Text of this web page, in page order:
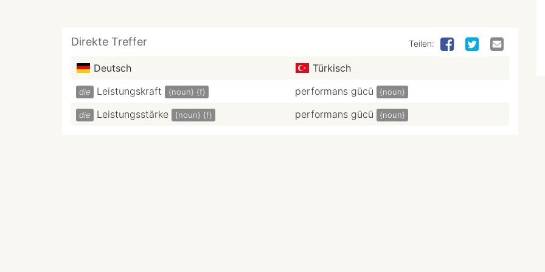
Direkte Treffer Teilen:
Deutsch Türkisch
die Leistungskraft {noun} {f} performans gücü {noun}
die Leistungsstärke {noun} {f} performans gücü {noun}